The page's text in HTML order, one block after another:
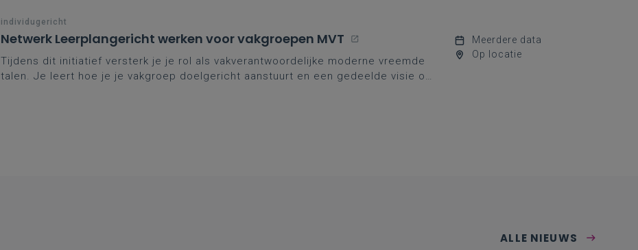
individugericht
Netwerk Leerplangericht werken voor vakgroepen MVT
Tijdens dit initiatief versterk je je rol als vakverantwoordelijke moderne vreemde
talen. Je leert hoe je je vakgroep doelgericht aanstuurt en een gedeelde visie op
Meerdere data
Op locatie
ALLE NIEUWS